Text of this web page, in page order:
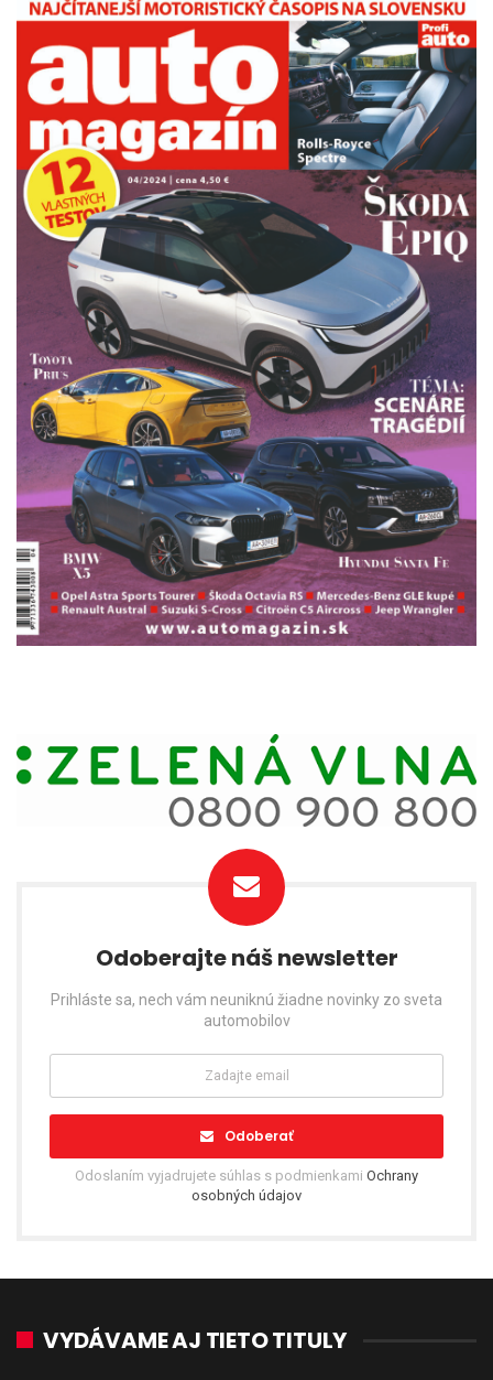
Odoberajte náš newsletter
Prihláste sa, nech vám neuniknú žiadne novinky zo sveta
automobilov
Odoberať
Odoslaním vyjadrujete súhlas s podmienkami Ochrany
osobných údajov
VYDÁVAME AJ TIETO TITULY